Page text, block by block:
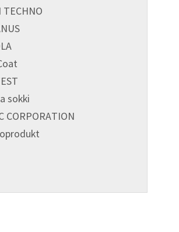
TECHNO
sokki
CORPORATION